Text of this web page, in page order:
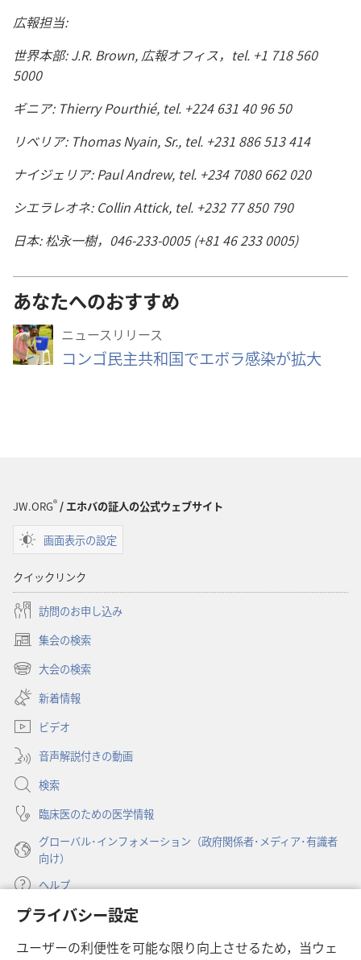
プライバシー設定
ユーザーの利便性を可能な限り向上させるため，当ウェ
広報担当:
世界本部: J.R. Brown, 広報オフィス，tel. +1 718 560
5000
ギニア: Thierry Pourthié, tel. +224 631 40 96 50
リベリア: Thomas Nyain, Sr., tel. +231 886 513 414
ナイジェリア: Paul Andrew, tel. +234 7080 662 020
シエラレオネ: Collin Attick, tel. +232 77 850 790
日本: 松永一樹，046-233-0005 (+81 46 233 0005)
あなたへのおすすめ
ニュースリリース
コンゴ民主共和国でエボラ感染が拡大
JW.ORG®/ エホバの証人の公式ウェブサイト
画面表示の設定
クイックリンク
訪問のお申し込み
集会の検索
（新
し
タ
で
開
く）
大会の検索
（新
し
い
タ
ブ
で
開
く）
新着情報
ビデオ
音声解説付きの動画
検索
臨床医のための医学情報
グローバル･インフォメーション（政府関係者･メディア･有識者
向け）
ヘルプ
寄付
し